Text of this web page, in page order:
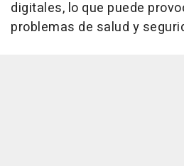
digitales, lo que puede
problemas de salud y